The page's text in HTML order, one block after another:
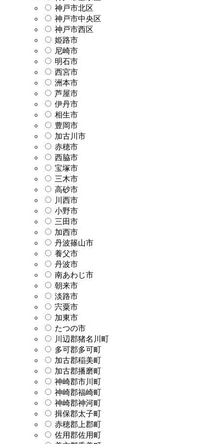
神戸市北区
神戸市中央区
神戸市西区
姫路市
尼崎市
明石市
西宮市
洲本市
芦屋市
伊丹市
相生市
豊岡市
加古川市
赤穂市
西脇市
宝塚市
三木市
高砂市
川西市
小野市
三田市
加西市
丹波篠山市
養父市
丹波市
南あわじ市
朝来市
淡路市
宍粟市
加東市
たつの市
川辺郡猪名川町
多可郡多可町
加古郡稲美町
加古郡播磨町
神崎郡市川町
神崎郡福崎町
神崎郡神河町
揖保郡太子町
赤穂郡上郡町
佐用郡佐用町